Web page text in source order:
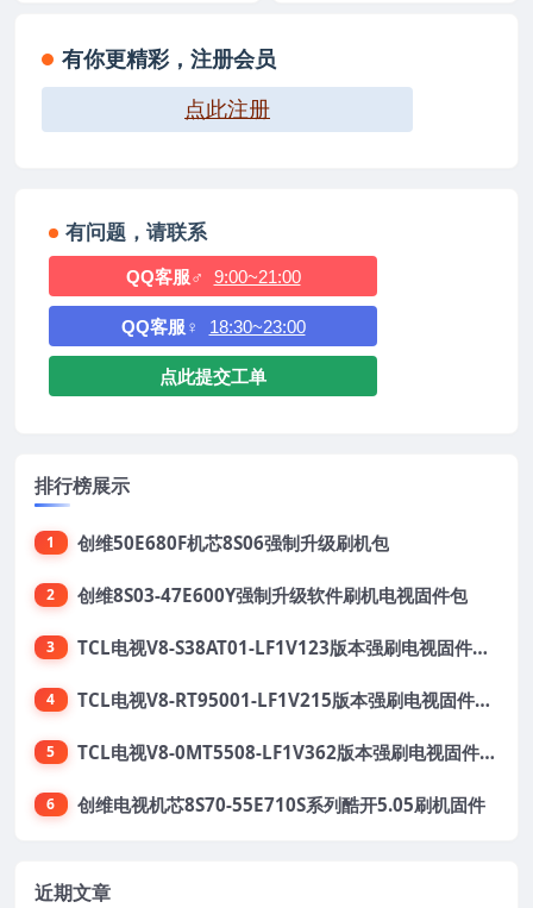
有你更精彩，注册会员
点此注册
有问题，请联系
QQ客服♂ 9:00~21:00
QQ客服♀ 18:30~23:00
点此提交工单
排行榜展示
1 创维50E680F机芯8S06强制升级刷机包
2 创维8S03-47E600Y强制升级软件刷机电视固件包
3 TCL电视V8-S38AT01-LF1V123版本强刷电视固件包下载
4 TCL电视V8-RT95001-LF1V215版本强刷电视固件包下载
5 TCL电视V8-0MT5508-LF1V362版本强刷电视固件包下载
6 创维电视机芯8S70-55E710S系列酷开5.05刷机固件
近期文章